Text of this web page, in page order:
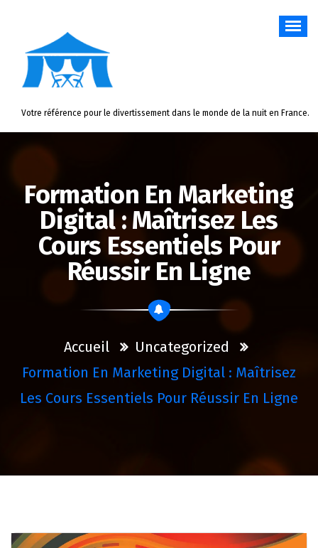
Votre référence pour le divertissement dans le monde de la nuit en France.
Formation En Marketing
Digital : Maîtrisez Les
Cours Essentiels Pour
Réussir En Ligne
Accueil
Uncategorized
Formation En Marketing Digital : Maîtrisez
Les Cours Essentiels Pour Réussir En Ligne